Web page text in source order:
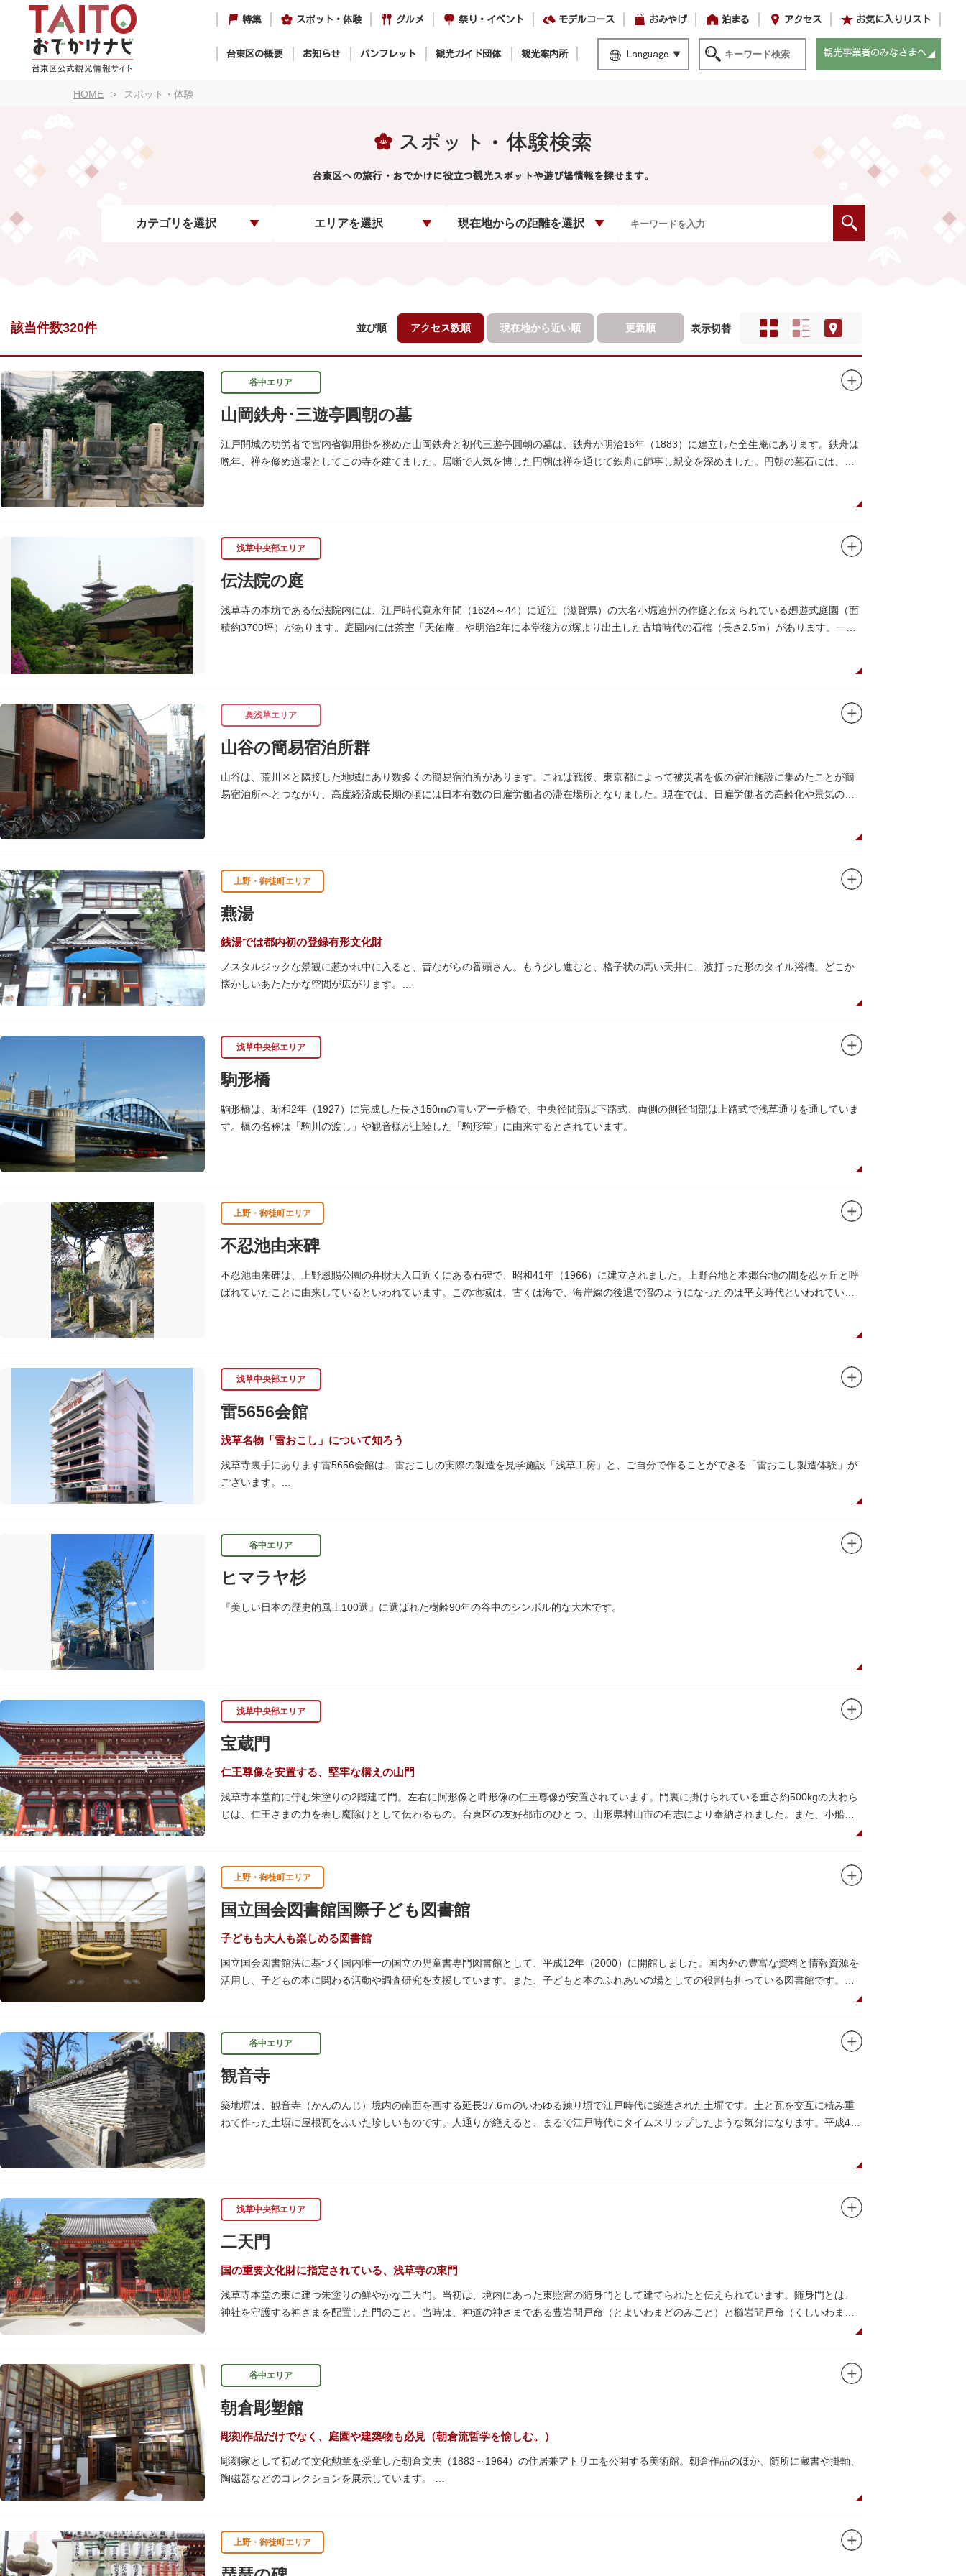
特集 スポット・体験 グルメ 祭り・イベント モデルコース おみやげ 泊まる アクセス お気に入りリスト
台東区の概要 お知らせ パンフレット 観光ガイド団体 観光案内所 Language 観光事業者のみなさまへ
HOME スポット・体験
スポット・体験検索
台東区への旅行・おでかけに役立つ観光スポットや遊び場情報を探せます。
カテゴリを選択 エリアを選択 現在地からの距離を選択
該当件数320件 並び順 アクセス数順 現在地から近い順 更新順 表示切替
谷中エリア
山岡鉄舟･三遊亭圓朝の墓
江戸開城の功労者で宮内省御用掛を務めた山岡鉄舟と初代三遊亭圓朝の墓は、鉄舟が明治16年（1883）に建立した全生庵にあります。鉄舟は
晩年、禅を修め道場としてこの寺を建てました。居噺で人気を博した円朝は禅を通じて鉄舟に師事し親交を深めました。円朝の墓石には、鉄
浅草中央部エリア
伝法院の庭
浅草寺の本坊である伝法院内には、江戸時代寛永年間（1624～44）に近江（滋賀県）の大名小堀遠州の作庭と伝えられている廻遊式庭園（面
積約3700坪）があります。庭園内には茶室「天佑庵」や明治2年に本堂後方の塚より出土した古墳時代の石棺（長さ2.5m）があります。一般
奥浅草エリア
山谷の簡易宿泊所群
山谷は、荒川区と隣接した地域にあり数多くの簡易宿泊所があります。これは戦後、東京都によって被災者を仮の宿泊施設に集めたことが簡
易宿泊所へとつながり、高度経済成長期の頃には日本有数の日雇労働者の滞在場所となりました。現在では、日雇労働者の高齢化や景気の低
上野・御徒町エリア
燕湯
銭湯では都内初の登録有形文化財
ノスタルジックな景観に惹かれ中に入ると、昔ながらの番頭さん。もう少し進むと、格子状の高い天井に、波打った形のタイル浴槽。どこか
懐かしいあたたかな空間が広がります。
早朝6時から営業しており、すべての浴槽で46度のお湯が提供されています。常連の方々を魅了するのは早朝のこの少し熱めの温度のお湯と昔
店頭の屋根瓦や格子型天井等も昭和から引き継がれてきている歴史あるものです。お立ち寄りの際は、有形文化財に指定されたその景観も、
ぜひゆったりとご覧ください。
浅草中央部エリア
駒形橋
駒形橋は、昭和2年（1927）に完成した長さ150mの青いアーチ橋で、中央径間部は下路式、両側の側径間部は上路式で浅草通りを通していま
す。橋の名称は「駒川の渡し」や観音様が上陸した「駒形堂」に由来するとされています。
上野・御徒町エリア
不忍池由来碑
不忍池由来碑は、上野恩賜公園の弁財天入口近くにある石碑で、昭和41年（1966）に建立されました。上野台地と本郷台地の間を忍ヶ丘と呼
ばれていたことに由来しているといわれています。この地域は、古くは海で、海岸線の後退で沼のようになったのは平安時代といわれていま
浅草中央部エリア
雷5656会館
浅草名物「雷おこし」について知ろう
浅草寺裏手にあります雷5656会館は、雷おこしの実際の製造を見学施設「浅草工房」と、ご自分で作ることができる「雷おこし製造体験」が
ございます。
谷中エリア
ヒマラヤ杉
『美しい日本の歴史的風土100選』に選ばれた樹齢90年の谷中のシンボル的な大木です。
浅草中央部エリア
宝蔵門
仁王尊像を安置する、堅牢な構えの山門
浅草寺本堂前に佇む朱塗りの2階建て門。左右に阿形像と吽形像の仁王尊像が安置されています。門裏に掛けられている重さ約500kgの大わら
じは、仁王さまの力を表し魔除けとして伝わるもの。台東区の友好都市のひとつ、山形県村山市の有志により奉納されました。また、小船町
宝蔵門は、平安時代、武蔵守に任命された平公雅（たいらのきみまさ）により、祈願成就の御礼として942年に建立されました。数度の火災を
経て、現在の門は1964年にホテルニューオオタニ創始者・大谷米太郎の寄進により本瓦葺きで再建された（2007年チタン瓦に葺き替え）楼門
です。上層部には仏教の経典である『元版⼀切経（げんばんいっさいきょう）』や寺宝が収蔵されています。
上野・御徒町エリア
国立国会図書館国際子ども図書館
子どもも大人も楽しめる図書館
国立国会図書館法に基づく国内唯一の国立の児童書専門図書館として、平成12年（2000）に開館しました。国内外の豊富な資料と情報資源を
活用し、子どもの本に関わる活動や調査研究を支援しています。また、子どもと本のふれあいの場としての役割も担っている図書館です。
谷中エリア
観音寺
築地塀は、観音寺（かんのんじ）境内の南面を画する延長37.6ｍのいわゆる練り塀で江戸時代に築造された土塀です。土と瓦を交互に積み重
ねて作った土塀に屋根瓦をふいた珍しいものです。人通りが絶えると、まるで江戸時代にタイムスリップしたような気分になります。平成4年
浅草中央部エリア
二天門
国の重要文化財に指定されている、浅草寺の東門
浅草寺本堂の東に建つ朱塗りの鮮やかな二天門。当初は、境内にあった東照宮の随身門として建てられたと伝えられています。随身門とは、
神社を守護する神さまを配置した門のこと。当時は、神道の神さまである豊岩間戸命（とよいわまどのみこと）と櫛岩間戸命（くしいわまど
なくなりました。そこで、浅草寺はこの2柱の像を浅草神社に遷座し、代わりに鎌倉の鶴岡八幡宮にあった仏教の守護神である広目天（こうも
くてん）と持国天（じこくてん）の像を二天門に安置。これに伴い、正式名称が随身門から二天門に変更されました。
その後、第二次世界大戦により2柱の像は焼失。現在は、上野の寛永寺（かんえいじ）の四代将軍徳川家綱霊廟にあった持国天と増長天（ぞう
ちょうてん）の像が祀られています。持国天と増長天は、四天王と呼ばれる仏さまとして知られていますが、四天王は仏教の守護神であるこ
とから武装した姿。どちらも、鎌倉時代以降に流行した複数の木材を組み合わせる技法「寄木造」により造られています。
谷中エリア
朝倉彫塑館
彫刻作品だけでなく、庭園や建築物も必見（朝倉流哲学を愉しむ。）
彫刻家として初めて文化勲章を受章した朝倉文夫（1883～1964）の住居兼アトリエを公開する美術館。朝倉作品のほか、随所に蔵書や掛軸、
陶磁器などのコレクションを展示しています。
庭、日本における屋上緑化の先駆けともいえる屋上庭園など、朝倉独自の美学や哲学、教育論も、この建物に色濃く反映されています。
彫刻作品や芸術品を鑑賞する美術館という側面だけでなく、庭園や建築の価値も感じられる施設です。朝倉の芸術思想の特質である自然観を
表す庭園は、その芸術上・観賞上の価値が評価され、敷地全体が「旧朝倉文夫氏庭園」として国の名勝に指定されています。
上野・御徒町エリア